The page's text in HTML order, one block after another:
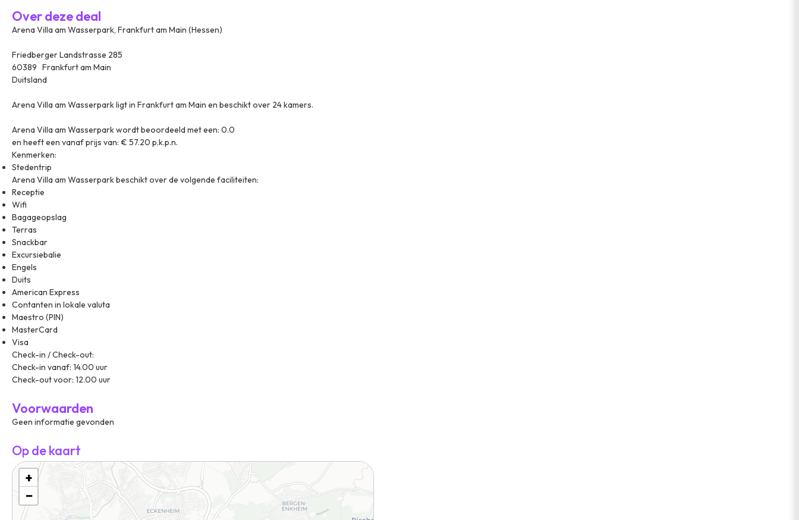
Over deze deal
Arena Villa am Wasserpark, Frankfurt am Main (Hessen)
Friedberger Landstrasse 285
60389 Frankfurt am Main
Duitsland
Arena Villa am Wasserpark ligt in Frankfurt am Main en beschikt over 24 kamers.
Arena Villa am Wasserpark wordt beoordeeld met een: 0.0
en heeft een vanaf prijs van: € 57.20 p.k.p.n.
Kenmerken:
Stedentrip
Arena Villa am Wasserpark beschikt over de volgende faciliteiten:
Receptie
Wifi
Bagageopslag
Terras
Snackbar
Excursiebalie
Engels
Duits
American Express
Contanten in lokale valuta
Maestro (PIN)
MasterCard
Visa
Check-in / Check-out:
Check-in vanaf: 14.00 uur
Check-out voor: 12.00 uur
Voorwaarden
Geen informatie gevonden
Op de kaart
+
−